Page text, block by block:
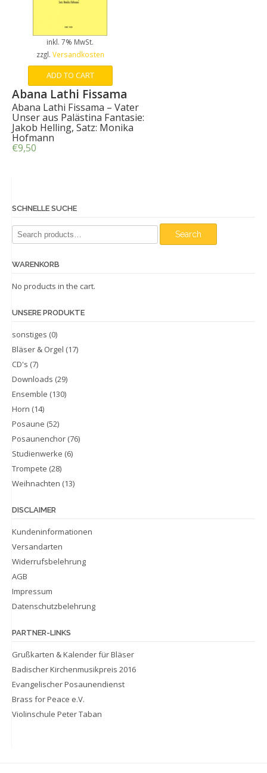
inkl. 7% MwSt.
zzgl. Versandkosten
ADD TO CART
Abana Lathi Fissama
Abana Lathi Fissama – Vater
Unser aus Palästina Fantasie:
Jakob Helling, Satz: Monika
Hofmann
€9,50
SCHNELLE SUCHE
Search
for:
Search
WARENKORB
No products in the cart.
UNSERE PRODUKTE
sonstiges (0)
Bläser & Orgel (17)
CD's (7)
Downloads (29)
Ensemble (130)
Horn (14)
Posaune (52)
Posaunenchor (76)
Studienwerke (6)
Trompete (28)
Weihnachten (13)
DISCLAIMER
Kundeninformationen
Versandarten
Widerrufsbelehrung
AGB
Impressum
Datenschutzbelehrung
PARTNER-LINKS
Grußkarten & Kalender für Bläser
Badischer Kirchenmusikpreis 2016
Evangelischer Posaunendienst
Brass for Peace e.V.
Violinschule Peter Taban